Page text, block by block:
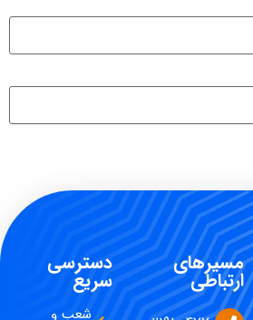
مسیرهای
ارتباطی
دسترسی
سریع
شعب و